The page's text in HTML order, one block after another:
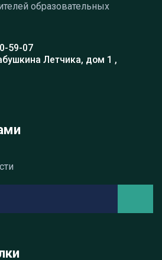
образовательных
59-07
Летчика, дом 1 ,